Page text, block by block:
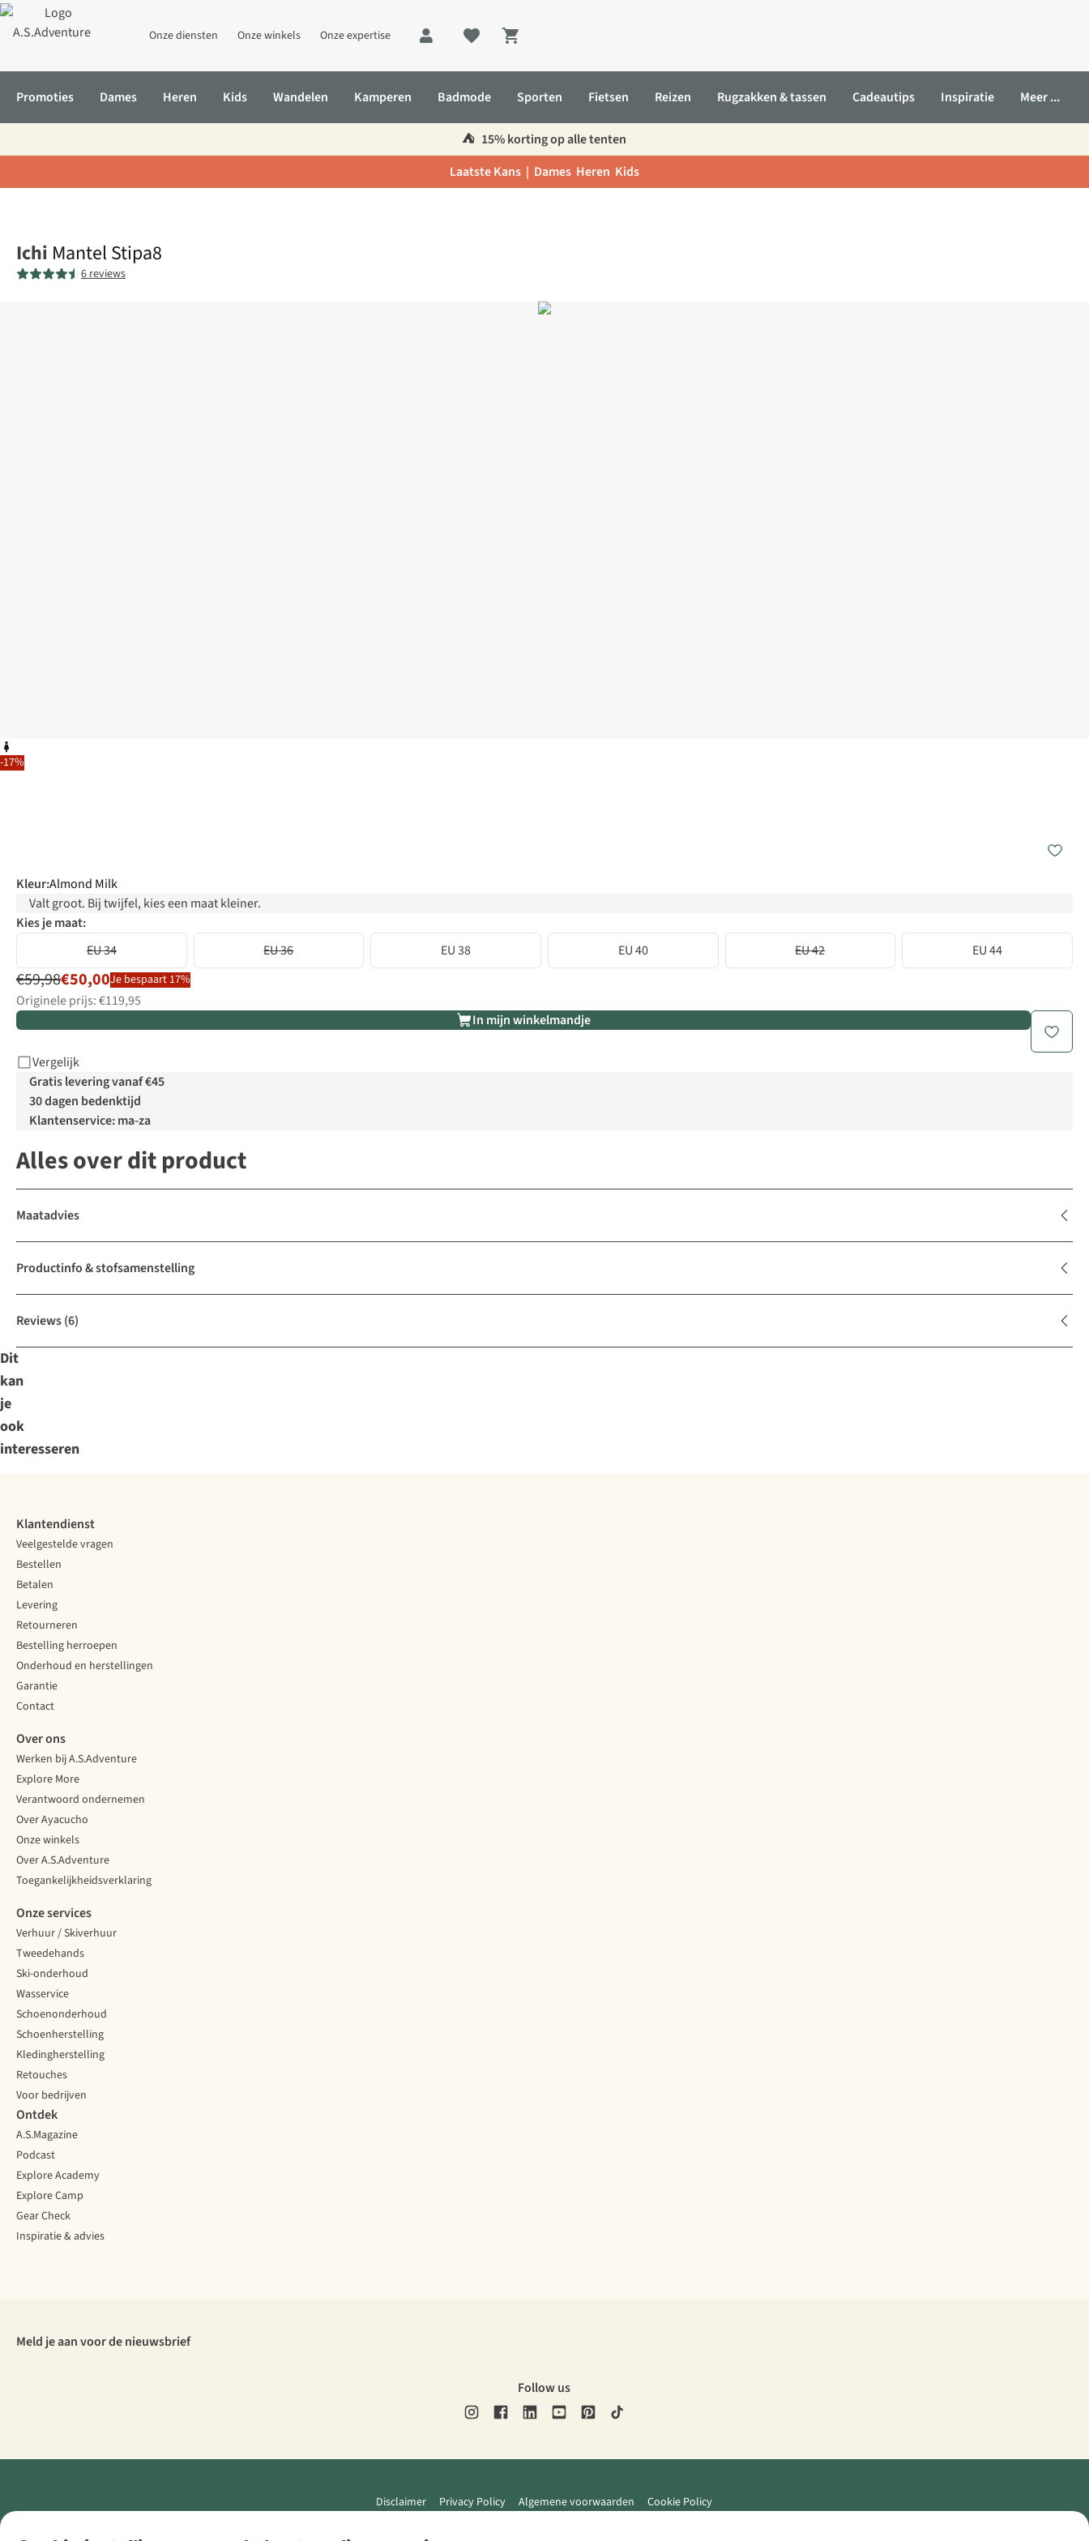
Onze diensten Onze winkels Onze expertise
Shopping cart
Promoties Dames Heren Kids Wandelen Kamperen Badmode Sporten Fietsen Reizen Rugzakken & tassen Cadeautips Inspiratie Meer ...
⛺️ 15% korting op alle tenten
Laatste Kans | Dames Heren Kids
-17%
Ichi Mantel Stipa8
6 reviews
Kleur:Almond Milk
Valt groot. Bij twijfel, kies een maat kleiner.
Kies je maat:
EU 34
EU 36 EU 38 EU 40 EU 42 EU 44
€59,98€50,00Je bespaart 17%
Originele prijs: €119,95
In mijn winkelmandje
Vergelijk
Gratis levering vanaf €45
30 dagen bedenktijd
Klantenservice: ma-za
Alles over dit product
Maatadvies
Productinfo & stofsamenstelling
Reviews(6)
Dit
kan
je
ook
interesseren
Klantendienst
Veelgestelde vragen
Bestellen
Betalen
Levering
Retourneren
Bestelling herroepen
Onderhoud en herstellingen
Garantie
Contact
Over ons
Werken bij A.S.Adventure
Explore More
Verantwoord ondernemen
Over Ayacucho
Onze winkels
Over A.S.Adventure
Toegankelijkheidsverklaring
Onze services
Verhuur / Skiverhuur
Tweedehands
Ski-onderhoud
Wasservice
Schoenonderhoud
Schoenherstelling
Kledingherstelling
Retouches
Voor bedrijven
Ontdek
A.S.Magazine
Podcast
Explore Academy
Explore Camp
Gear Check
Inspiratie & advies
Meld je aan voor de nieuwsbrief
Follow us
Disclaimer Privacy Policy Algemene voorwaarden Cookie Policy
Retail Concepts